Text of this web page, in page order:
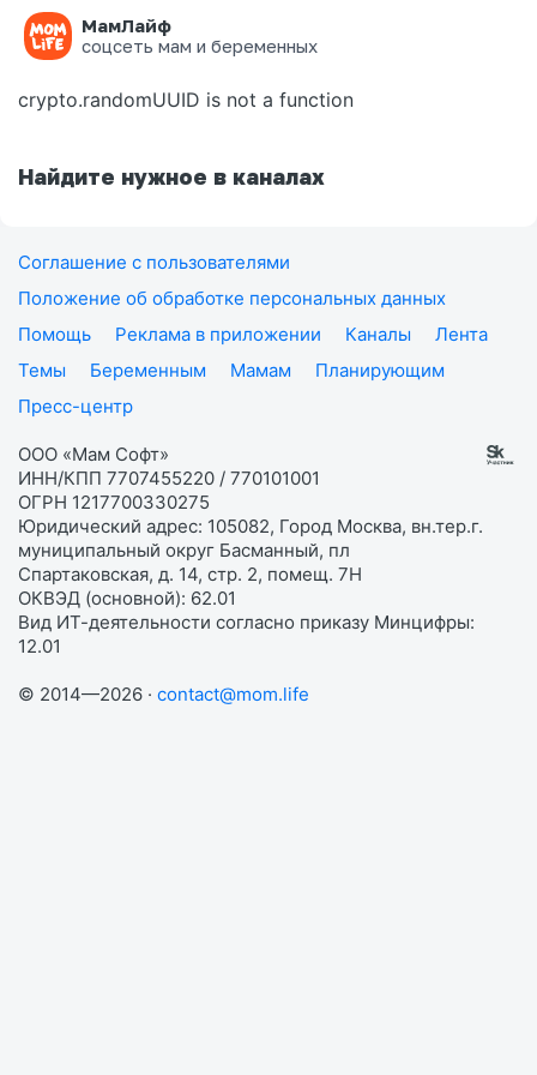
МамЛайф
соцсеть мам и беременных
Ошибка на странице
crypto.randomUUID is not a function
Найдите нужное в каналах
Соглашение с пользователями
Положение об обработке персональных данных
Помощь
Реклама в приложении Каналы
Лента
Темы
Беременным Мамам
Планирующим
Пресс-центр
ООО «Мам Софт»
ИНН/КПП 7707455220 / 770101001
ОГРН 1217700330275
Юридический адрес: 105082, Город Москва, вн.тер.г.
муниципальный округ Басманный, пл
Спартаковская, д. 14, стр. 2, помещ. 7Н
ОКВЭД (основной): 62.01
Вид ИТ-деятельности согласно приказу Минцифры:
12.01
© 2014—2026 · contact@mom.life